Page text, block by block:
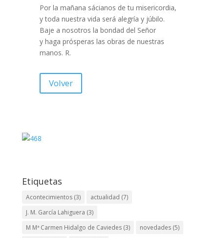
Por la mañana sácianos de tu misericordia,
y toda nuestra vida será alegría y júbilo.
Baje a nosotros la bondad del Señor
y haga prósperas las obras de nuestras
manos. R.
Volver
Etiquetas
Acontecimientos(3) actualidad (7)
J. M. García Lahiguera (3)
M Mª Carmen Hidalgo de Caviedes(3) novedades(5)